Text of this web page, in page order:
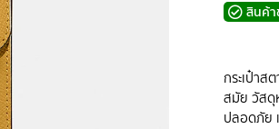
สินค้า
กระเป๋าส
สมัย วัสดุ
ปลอดภัย